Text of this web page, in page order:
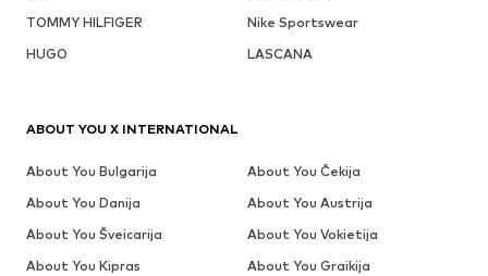
TOMMY HILFIGER
Nike Sportswear
HUGO
LASCANA
ABOUT YOU X INTERNATIONAL
About You Bulgarija
About You Čekija
About You Danija
About You Austrija
About You Šveicarija
About You Vokietija
About You Kipras
About You Graikija